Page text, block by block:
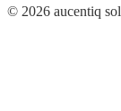
© 2026 aucentiq